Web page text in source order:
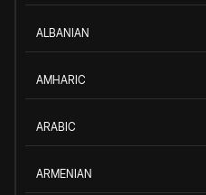
ALBANIAN
AMHARIC
ARABIC
ARMENIAN